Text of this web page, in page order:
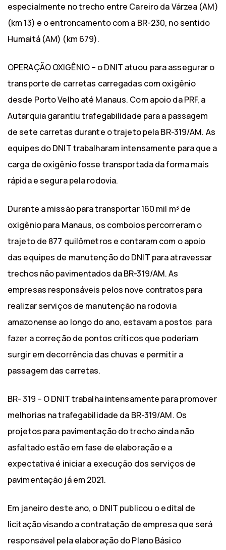
especialmente no trecho entre Careiro da Várzea (AM)
(km 13) e o entroncamento com a BR-230, no sentido
Humaitá (AM) (km 679).
OPERAÇÃO OXIGÊNIO – o DNIT atuou para assegurar o
transporte de carretas carregadas com oxigênio
desde Porto Velho até Manaus. Com apoio da PRF, a
Autarquia garantiu trafegabilidade para a passagem
de sete carretas durante o trajeto pela BR-319/AM. As
equipes do DNIT trabalharam intensamente para que a
carga de oxigênio fosse transportada da forma mais
rápida e segura pela rodovia.
Durante a missão para transportar 160 mil m³ de
oxigênio para Manaus, os comboios percorreram o
trajeto de 877 quilômetros e contaram com o apoio
das equipes de manutenção do DNIT para atravessar
trechos não pavimentados da BR-319/AM. As
empresas responsáveis pelos nove contratos para
realizar serviços de manutenção na rodovia
amazonense ao longo do ano, estavam a postos para
fazer a correção de pontos críticos que poderiam
surgir em decorrência das chuvas e permitir a
passagem das carretas.
BR- 319 – O DNIT trabalha intensamente para promover
melhorias na trafegabilidade da BR-319/AM. Os
projetos para pavimentação do trecho ainda não
asfaltado estão em fase de elaboração e a
expectativa é iniciar a execução dos serviços de
pavimentação já em 2021.
Em janeiro deste ano, o DNIT publicou o edital de
licitação visando a contratação de empresa que será
responsável pela elaboração do Plano Básico